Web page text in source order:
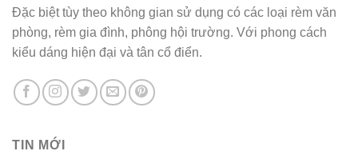
Đặc biệt tùy theo không gian sử dụng có các loại rèm văn
phòng, rèm gia đình, phông hội trường. Với phong cách
kiểu dáng hiện đại và tân cổ điển.
TIN MỚI